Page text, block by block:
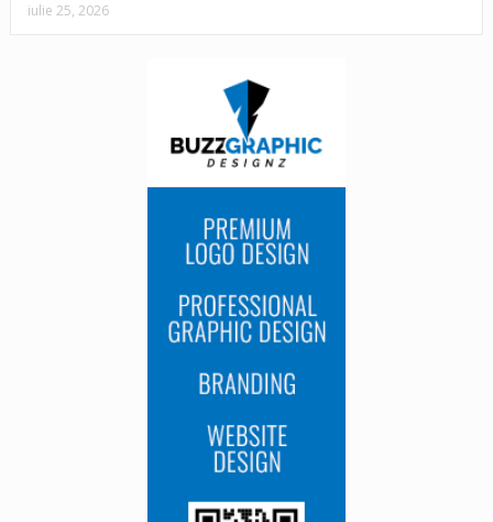
iulie 25, 2026